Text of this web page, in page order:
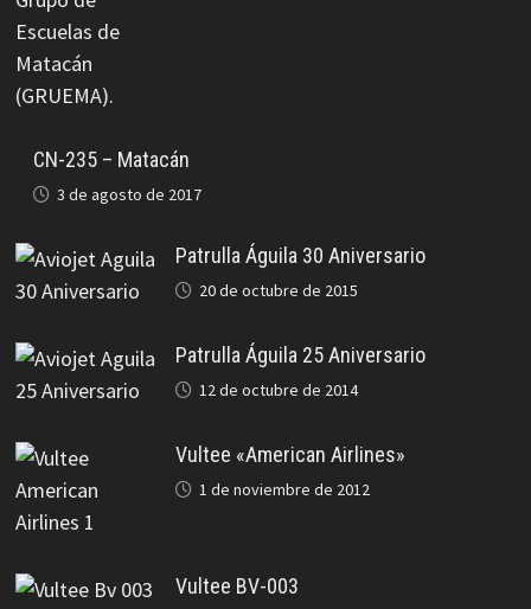
CN-235 – Matacán
3 de agosto de 2017
Patrulla Águila 30 Aniversario
20 de octubre de 2015
Patrulla Águila 25 Aniversario
12 de octubre de 2014
Vultee «American Airlines»
1 de noviembre de 2012
Vultee BV-003